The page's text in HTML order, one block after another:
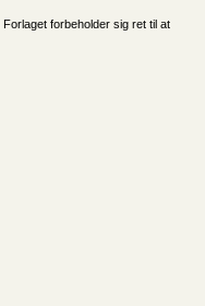
forbeholder sig ret til at